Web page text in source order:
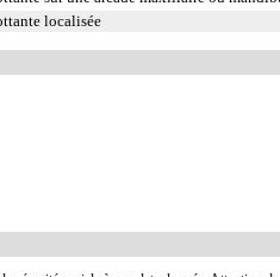
localisée